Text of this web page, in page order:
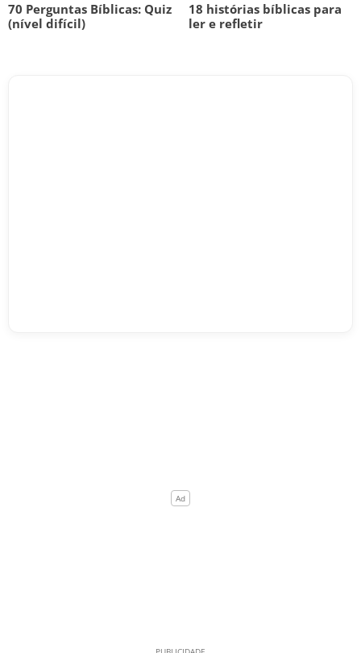
70 Perguntas Bíblicas: Quiz
(nível difícil)
18 histórias bíblicas para
ler e refletir